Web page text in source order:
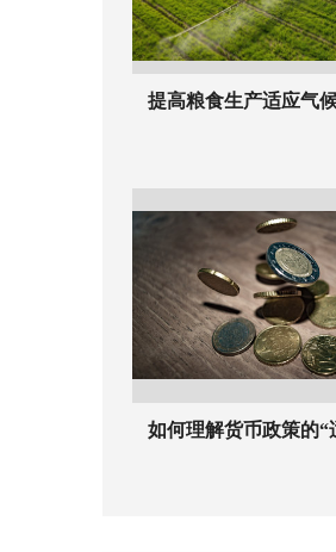
提高粮食生产适应气
如何理解货币政策的“